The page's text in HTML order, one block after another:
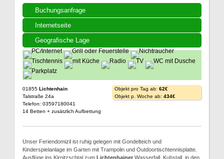
Buchungsanfrage
Internetseite
Geografische Lage
01855 Lichtenhain
Talstraße 24a
Telefon: 03597180041
14 Betten + zusätzlich Aufbettung
Objekt pro Tag ab: 62€
Objekt p. Woche ab: 434€
Unser Feriendomizil ist ruhig gelegen mit Gondelteich und
Kinderspielanlage im Garten mit Trampolin und Outdoortischtennisplatte.
Ausflüge ins Kirnitzschtal zum Lichtenhainer Wasserfall, Kuhstall, in den